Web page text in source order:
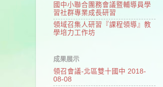
國中小聯合團務會議暨輔導員學
習社群專業成長研習
領域召集人研習『課程領導』教
學培力工作坊
成果展示
領召會議-北區雙十國中 2018-
08-08